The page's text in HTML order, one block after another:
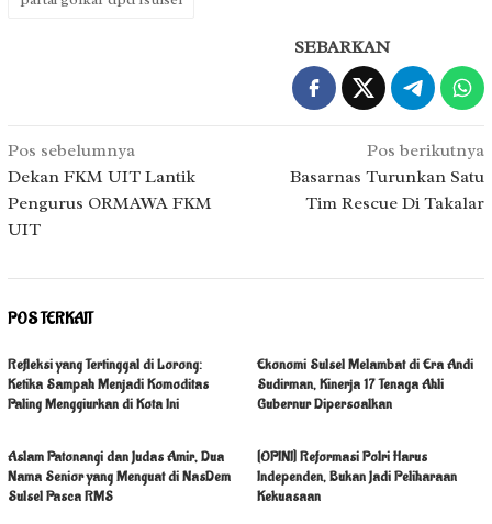
SEBARKAN
Navigasi
pos
Pos sebelumnya
Dekan FKM UIT Lantik
Pengurus ORMAWA FKM
UIT
Pos berikutnya
Basarnas Turunkan Satu
Tim Rescue Di Takalar
POS TERKAIT
Refleksi yang Tertinggal di Lorong:
Ketika Sampah Menjadi Komoditas
Paling Menggiurkan di Kota Ini
Ekonomi Sulsel Melambat di Era Andi
Sudirman, Kinerja 17 Tenaga Ahli
Gubernur Dipersoalkan
Aslam Patonangi dan Judas Amir, Dua
Nama Senior yang Menguat di NasDem
Sulsel Pasca RMS
[OPINI] Reformasi Polri Harus
Independen, Bukan Jadi Peliharaan
Kekuasaan